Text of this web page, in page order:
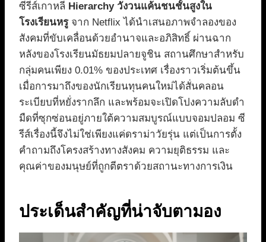
ซีรีส์เกาหลี Hierarchy วังวนแค้นชนชั้นสูงใน
โรงเรียนหรูจาก Netflix ได้นำเสนอภาพจำลองของ
สังคมที่ขับเคลื่อนด้วยอำนาจและอภิสิทธิ์ ผ่านฉาก
หลังของโรงเรียนมัธยมปลายจูชิน สถานศึกษาสำหรับ
กลุ่มคนเพียง 0.01% ของประเทศ เรื่องราวเริ่มต้นขึ้น
เมื่อการมาถึงของนักเรียนทุนคนใหม่ได้สั่นคลอน
ระเบียบที่หยั่งรากลึก และพร้อมจะเปิดโปงความลับดำ
มืดที่ซุกซ่อนอยู่ภายใต้ความสมบูรณ์แบบจอมปลอม ซี
รีส์เรื่องนี้จึงไม่ใช่เพียงแค่ดราม่าวัยรุ่น แต่เป็นการตั้ง
คำถามถึงโครงสร้างทางสังคม ความยุติธรรม และ
คุณค่าของมนุษย์ที่ถูกตีตราด้วยสถานะทางการเงิน
ประเด็นสำคัญที่น่าจับตามอง